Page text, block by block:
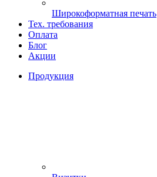
Широкоформатная печать
Тех. требования
Оплата
Блог
Акции
Продукция